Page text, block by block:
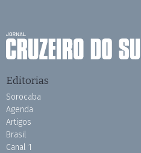
Editorias
Sorocaba
Agenda
Artigos
Brasil
Canal 1